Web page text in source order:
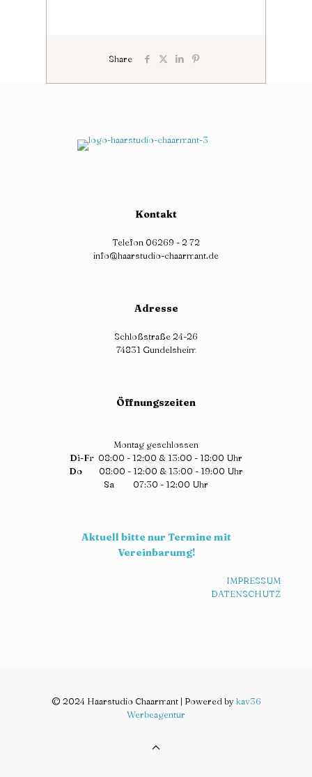
Share
Kontakt
Telefon 06269 - 2 72
info@haarstudio-chaarmant.de
Adresse
Schloßstraße 24-26
74831 Gundelsheim
Öffnungszeiten
Montag geschlossen
Di-Fr 08:00 - 12:00 & 13:00 - 18:00 Uhr
Do
08:00 - 12:00 & 13:00 - 19:00 Uhr
Sa 07:30 - 12:00 Uhr
Aktuell bitte nur Termine mit
Vereinbarumg!
IMPRESSUM
DATENSCHUTZ
© 2024 Haarstudio Chaarmant | Powered bykav36
Werbeagentur